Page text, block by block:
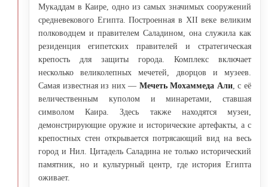
Мукаддам в Каире, одно из самых значимых сооружений
средневекового Египта. Построенная в XII веке великим
полководцем и правителем Саладином, она служила как
резиденция египетских правителей и стратегическая
крепость для защиты города. Комплекс включает
несколько великолепных мечетей, дворцов и музеев.
Самая известная из них — Мечеть Мохаммеда Али, с её
величественным куполом и минаретами, ставшая
символом Каира. Здесь также находятся музеи,
демонстрирующие оружие и исторические артефакты, а с
крепостных стен открывается потрясающий вид на весь
город и Нил. Цитадель Саладина не только исторический
памятник, но и культурный центр, где история Египта
оживает.